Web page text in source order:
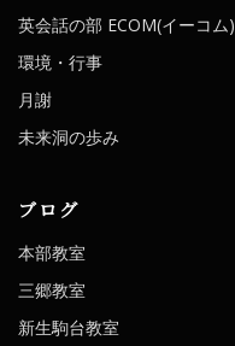
英会話の部 ECOM(イーコム)
環境・行事
月謝
未来洞の歩み
ブログ
本部教室
三郷教室
新生駒台教室